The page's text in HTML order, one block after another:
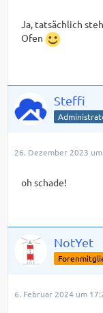
Ja, tatsächlich
Ofen
Steffi
26. Dezember 2023
oh schade!
NotYet
6. Februar 2024 um